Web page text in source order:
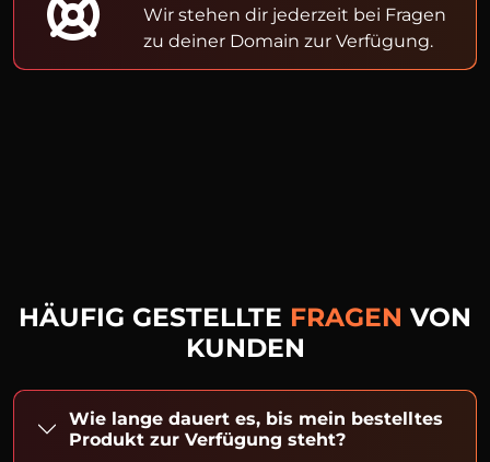
Wir stehen dir jederzeit bei Fragen
zu deiner Domain zur Verfügung.
HÄUFIG GESTELLTE FRAGEN VON
KUNDEN
Wie lange dauert es, bis mein bestelltes
Produkt zur Verfügung steht?